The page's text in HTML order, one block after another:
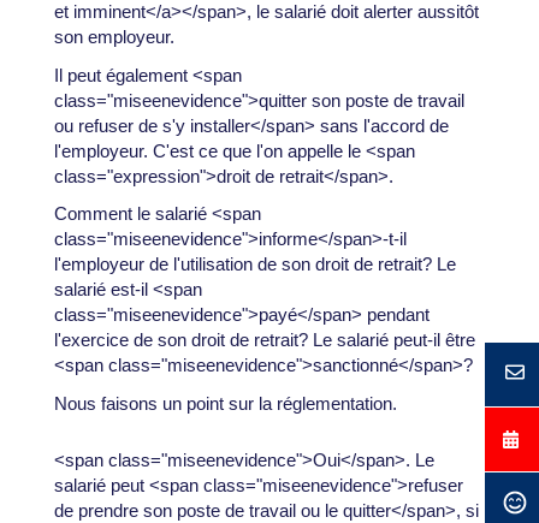
et imminent</a></span>, le salarié doit alerter aussitôt
son employeur.
Il peut également <span
class="miseenevidence">quitter son poste de travail
ou refuser de s'y installer</span> sans l'accord de
l'employeur. C'est ce que l'on appelle le <span
class="expression">droit de retrait</span>.
Comment le salarié <span
class="miseenevidence">informe</span>-t-il
l'employeur de l'utilisation de son droit de retrait? Le
salarié est-il <span
class="miseenevidence">payé</span> pendant
l'exercice de son droit de retrait? Le salarié peut-il être
<span class="miseenevidence">sanctionné</span>?
Nous faisons un point sur la réglementation.
<span class="miseenevidence">Oui</span>. Le
salarié peut <span class="miseenevidence">refuser
de prendre son poste de travail ou le quitter</span>, si